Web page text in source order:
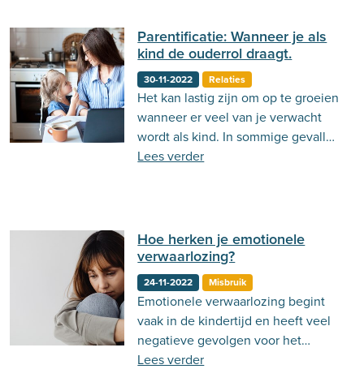
Parentificatie: Wanneer je als
kind de ouderrol draagt.
30-11-2022 Relaties
Het kan lastig zijn om op te groeien
wanneer er veel van je verwacht
wordt als kind. In sommige gevallen
spreken we dan van parentificatie.
Lees verder
Hoe herken je emotionele
verwaarlozing?
24-11-2022 Misbruik
Emotionele verwaarlozing begint
vaak in de kindertijd en heeft veel
negatieve gevolgen voor het
verloop van je verdere leven. Lees
Lees verder